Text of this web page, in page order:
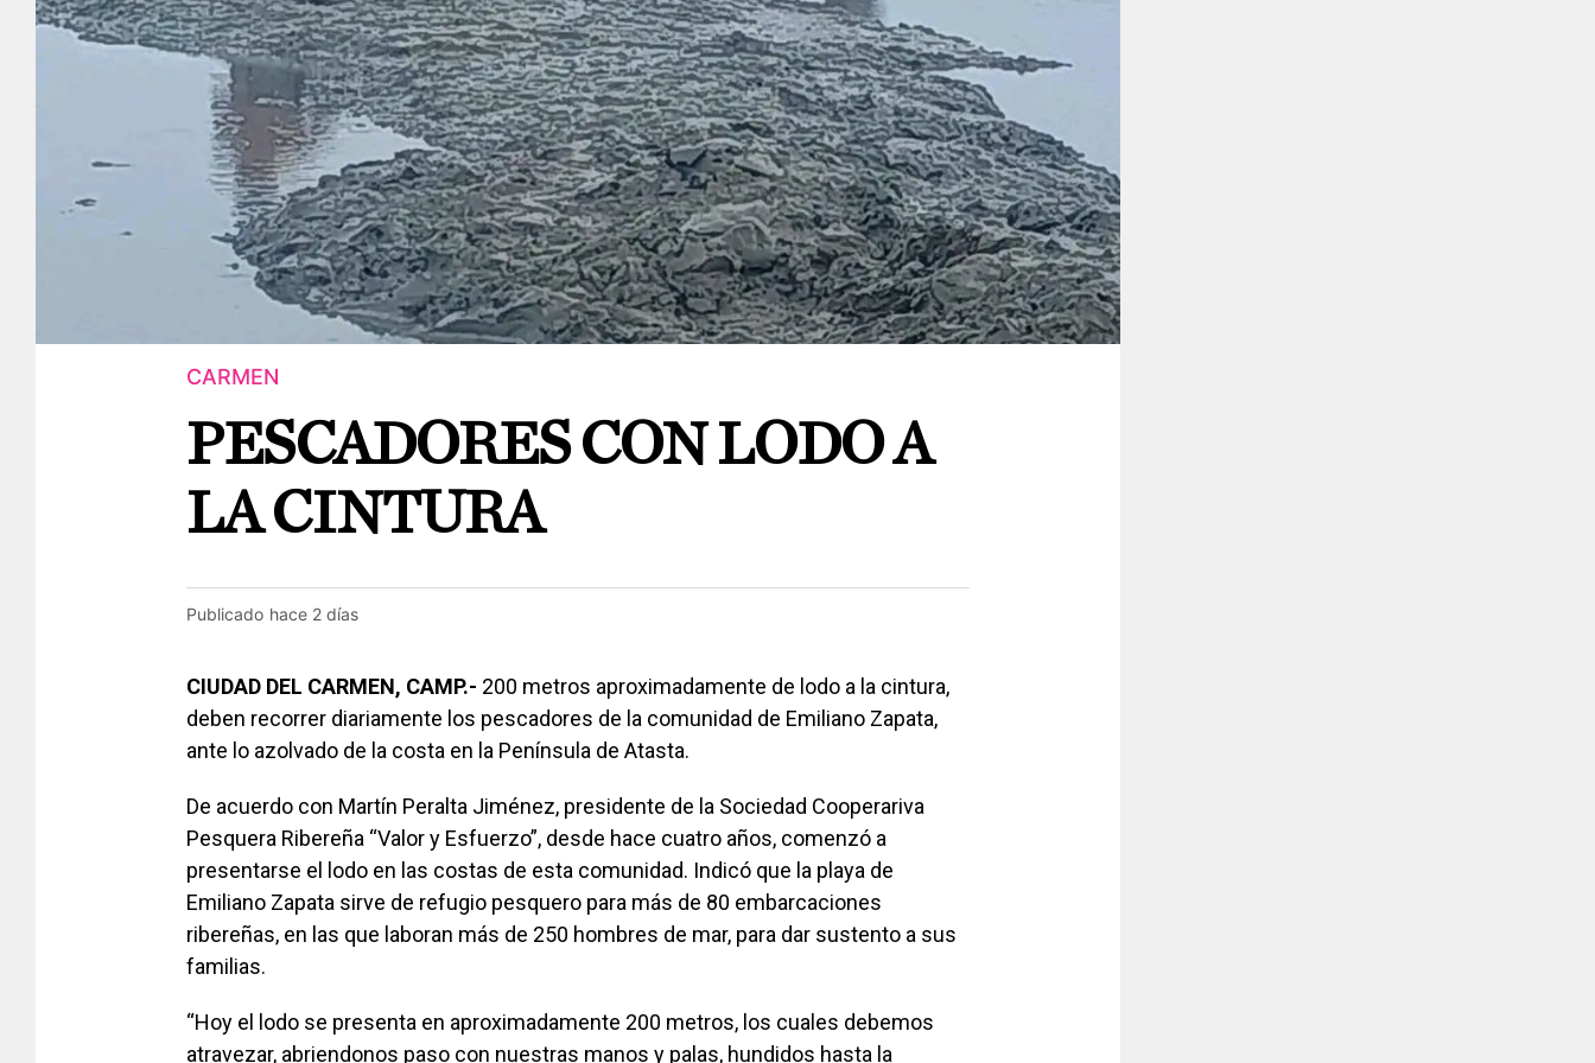
CARMEN
PESCADORES CON LODO A
LA CINTURA
Publicado hace 2 días
CIUDAD DEL CARMEN, CAMP.- 200 metros aproximadamente de lodo a la cintura,
deben recorrer diariamente los pescadores de la comunidad de Emiliano Zapata,
ante lo azolvado de la costa en la Península de Atasta.
De acuerdo con Martín Peralta Jiménez, presidente de la Sociedad Cooperariva
Pesquera Ribereña “Valor y Esfuerzo”, desde hace cuatro años, comenzó a
presentarse el lodo en las costas de esta comunidad. Indicó que la playa de
Emiliano Zapata sirve de refugio pesquero para más de 80 embarcaciones
ribereñas, en las que laboran más de 250 hombres de mar, para dar sustento a sus
familias.
“Hoy el lodo se presenta en aproximadamente 200 metros, los cuales debemos
atravezar, abriendonos paso con nuestras manos y palas, hundidos hasta la